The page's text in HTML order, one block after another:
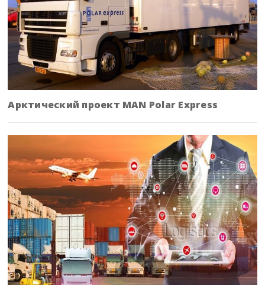
Арктический проект MAN Polar Express